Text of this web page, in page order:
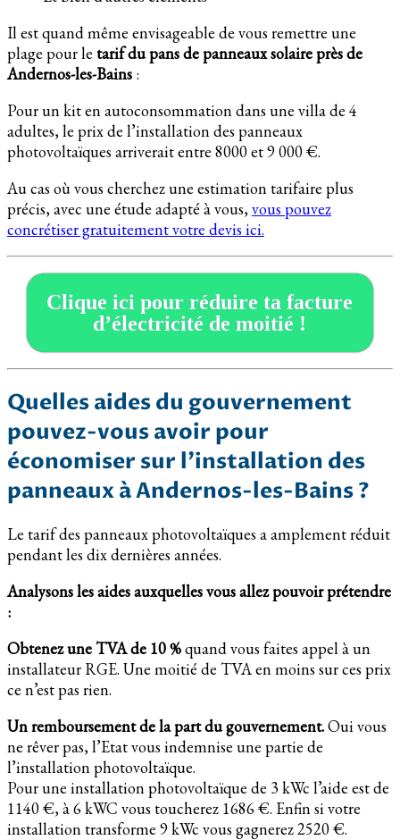
Il est quand même envisageable de vous remettre une
plage pour le tarif du pans de panneaux solaire près de
Andernos-les-Bains :
Pour un kit en autoconsommation dans une villa de 4
adultes, le prix de l’installation des panneaux
photovoltaïques arriverait entre 8000 et 9 000 €.
Au cas où vous cherchez une estimation tarifaire plus
précis, avec une étude adapté à vous,vous pouvez
concrétiser gratuitement votre devis ici.
Clique ici pour réduire ta facture
d’électricité de moitié !
Quelles aides du gouvernement
pouvez-vous avoir pour
économiser sur l’installation des
panneaux à Andernos-les-Bains ?
Le tarif des panneaux photovoltaïques a amplement réduit
pendant les dix dernières années.
Analysons les aides auxquelles vous allez pouvoir prétendre
:
Obtenez une TVA de 10 %quand vous faites appel à un
installateur RGE. Une moitié de TVA en moins sur ces prix
ce n’est pas rien.
Un remboursement de la part du gouvernement.Oui vous
ne rêver pas, l’Etat vous indemnise une partie de
l’installation photovoltaïque.
Pour une installation photovoltaïque de 3 kWc l’aide est de
1140 €, à 6 kWC vous toucherez 1686 €. Enfin si votre
installation transforme 9 kWc vous gagnerez 2520 €.